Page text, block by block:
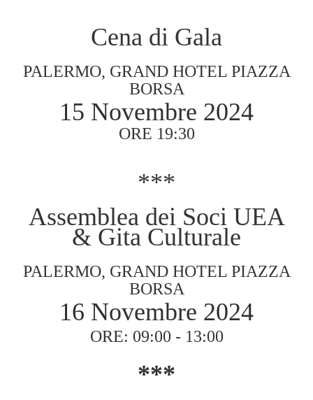
Cena di Gala
PALERMO, GRAND HOTEL PIAZZA
BORSA
15 Novembre 2024
ORE 19:30
***
Assemblea dei Soci UEA
& Gita Culturale
PALERMO, GRAND HOTEL PIAZZA
BORSA
16 Novembre 2024
ORE: 09:00 - 13:00
***